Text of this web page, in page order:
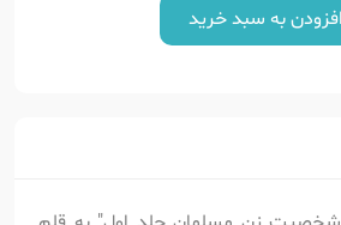
افزودن به سبد خرید